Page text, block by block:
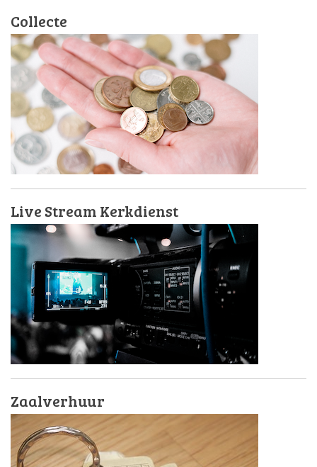
Collecte
Live Stream Kerkdienst
Zaalverhuur